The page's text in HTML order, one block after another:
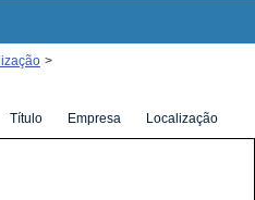
>
Título Empresa Localização